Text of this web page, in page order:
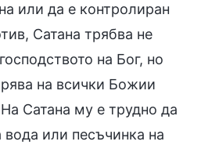
или да е контролиран
Сатана трябва не
на Бог, но
на всички Божии
Сатана му е трудно да
или песъчинка на